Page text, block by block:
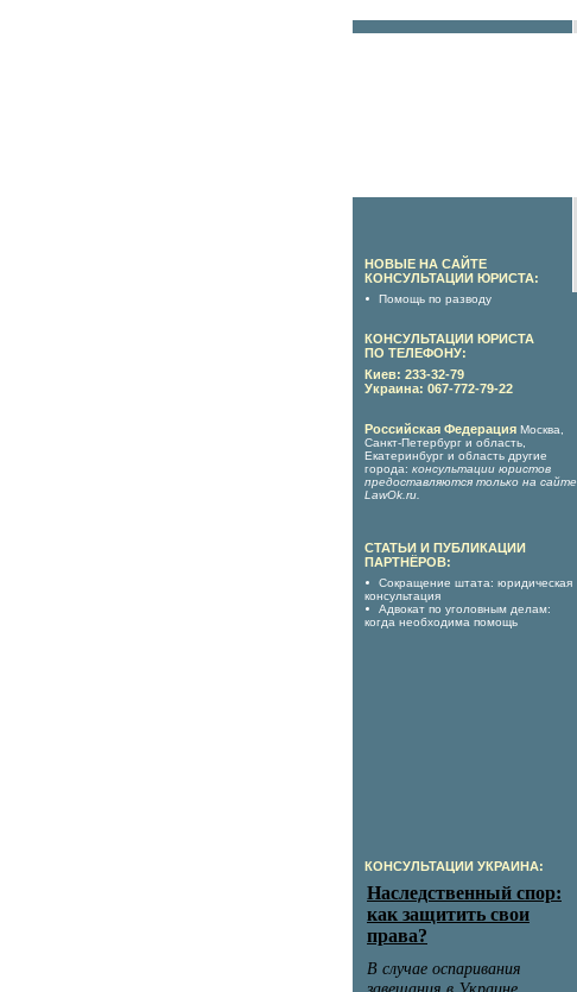
НОВЫЕ НА САЙТЕ
КОНСУЛЬТАЦИИ ЮРИСТА:
Помощь по разводу
КОНСУЛЬТАЦИИ ЮРИСТА
ПО ТЕЛЕФОНУ:
Киев: 233-32-79
Украина: 067-772-79-22
Российская Федерация Москва,
Санкт-Петербург и область,
Екатеринбург и область другие
города: консультации юристов
предоставляются только на сайте
LawOk.ru
СТАТЬИ И ПУБЛИКАЦИИ
ПАРТНЁРОВ:
Сокращение штата: юридическая
консультация
Адвокат по уголовным делам:
когда необходима помощь
КОНСУЛЬТАЦИИ УКРАИНА: